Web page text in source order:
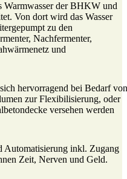
Warmwasser der BHKW und
Von dort wird das Wasser
zu den
Nachfermenter,
und
hervorragend bei Bedarf von
zur Flexibilisierung, oder
versehen werden
Automatisierung inkl. Zugang
Zeit, Nerven und Geld.